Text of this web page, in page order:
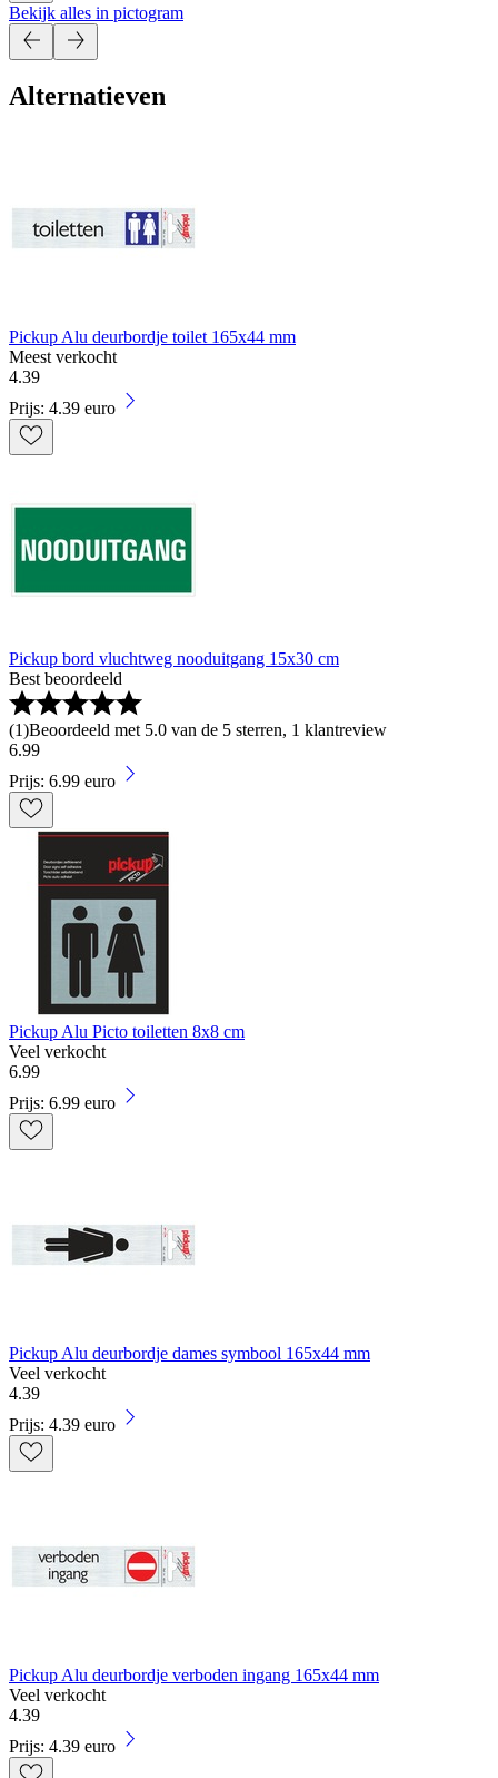
Bekijk alles in pictogram
Alternatieven
Pickup Alu deurbordje toilet 165x44 mm
Meest verkocht
4.39
Prijs: 4.39 euro
Pickup bord vluchtweg nooduitgang 15x30 cm
Best beoordeeld
(1)Beoordeeld met 5.0 van de 5 sterren, 1 klantreview
6.99
Prijs: 6.99 euro
Pickup Alu Picto toiletten 8x8 cm
Veel verkocht
6.99
Prijs: 6.99 euro
Pickup Alu deurbordje dames symbool 165x44 mm
Veel verkocht
4.39
Prijs: 4.39 euro
Pickup Alu deurbordje verboden ingang 165x44 mm
Veel verkocht
4.39
Prijs: 4.39 euro